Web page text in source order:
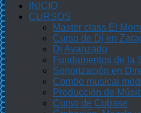
INICIO
CURSOS
Master class El
Curso de Dj en
Dj Avanzado
Fundamentos de la
Sonorización en
Combo musical
Producción de
Curso de Cubase